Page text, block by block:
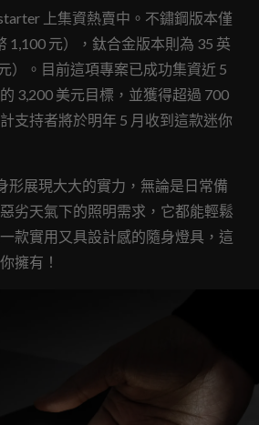
上集資熱賣中。不鏽鋼版本僅
1,100 元），鈦合金版本則為 35 英
）。目前這項專案已成功集資近 5
3,200 美元目標，並獲得超過 700
支持者將於明年 5 月收到這款迷你
形展現大大的實力，無論是日常備
劣天氣下的照明需求，它都能輕鬆
款實用又具設計感的隨身燈具，這
擁有！